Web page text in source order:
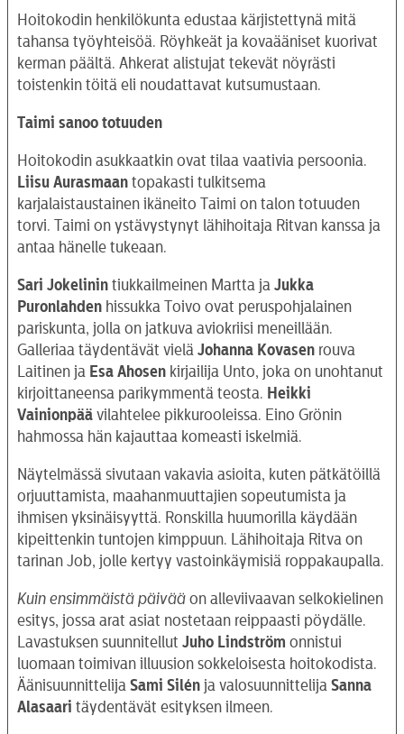
Hoitokodin henkilökunta edustaa kärjistettynä mitä
tahansa työyhteisöä. Röyhkeät ja kovaääniset kuorivat
kerman päältä. Ahkerat alistujat tekevät nöyrästi
toistenkin töitä eli noudattavat kutsumustaan.
Taimi sanoo totuuden
Hoitokodin asukkaatkin ovat tilaa vaativia persoonia.
Liisu Aurasmaan topakasti tulkitsema
karjalaistaustainen ikäneito Taimi on talon totuuden
torvi. Taimi on ystävystynyt lähihoitaja Ritvan kanssa ja
antaa hänelle tukeaan.
Sari Jokelinin tiukkailmeinen Martta ja Jukka
Puronlahden hissukka Toivo ovat peruspohjalainen
pariskunta, jolla on jatkuva aviokriisi meneillään.
Galleriaa täydentävät vielä Johanna Kovasen rouva
Laitinen ja Esa Ahosen kirjailija Unto, joka on unohtanut
kirjoittaneensa parikymmentä teosta. Heikki
Vainionpää vilahtelee pikkurooleissa. Eino Grönin
hahmossa hän kajauttaa komeasti iskelmiä.
Näytelmässä sivutaan vakavia asioita, kuten pätkätöillä
orjuuttamista, maahanmuuttajien sopeutumista ja
ihmisen yksinäisyyttä. Ronskilla huumorilla käydään
kipeittenkin tuntojen kimppuun. Lähihoitaja Ritva on
tarinan Job, jolle kertyy vastoinkäymisiä roppakaupalla.
Kuin ensimmäistä päivää on alleviivaavan selkokielinen
esitys, jossa arat asiat nostetaan reippaasti pöydälle.
Lavastuksen suunnitellut Juho Lindström onnistui
luomaan toimivan illuusion sokkeloisesta hoitokodista.
Äänisuunnittelija Sami Silén ja valosuunnittelija Sanna
Alasaari täydentävät esityksen ilmeen.